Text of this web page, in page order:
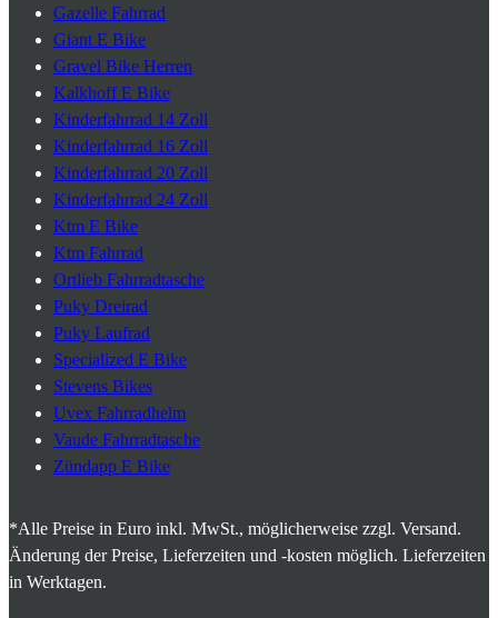
Gazelle Fahrrad
Giant E Bike
Gravel Bike Herren
Kalkhoff E Bike
Kinderfahrrad 14 Zoll
Kinderfahrrad 16 Zoll
Kinderfahrrad 20 Zoll
Kinderfahrrad 24 Zoll
Ktm E Bike
Ktm Fahrrad
Ortlieb Fahrradtasche
Puky Dreirad
Puky Laufrad
Specialized E Bike
Stevens Bikes
Uvex Fahrradhelm
Vaude Fahrradtasche
Zündapp E Bike
*Alle Preise in Euro inkl. MwSt., möglicherweise zzgl. Versand.
Änderung der Preise, Lieferzeiten und -kosten möglich. Lieferzeiten
in Werktagen.